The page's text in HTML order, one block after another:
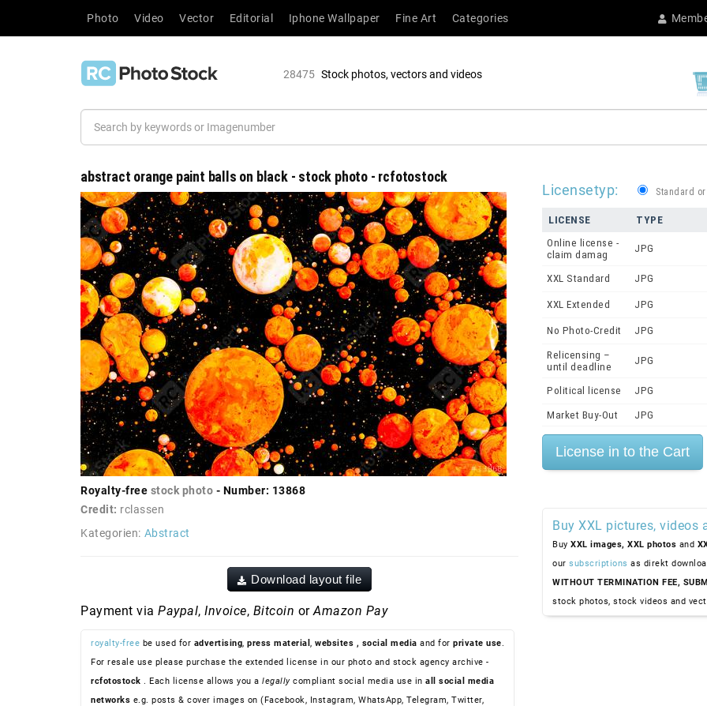
Photo Video Vector Editorial Iphone Wallpaper Fine Art Categories
28475 Stock photos, vectors and videos
abstract orange paint balls on black - stock photo - rcfotostock
Royalty-free stock photo - Number: 13868
Credit: rclassen
Kategorien: Abstract
Download layout file
Payment via Paypal, Invoice, Bitcoin or Amazon Pay
royalty-free be used for advertising, press material , websites , social media and for private use.
For resale use please purchase the extended license in our photo and stock agency archive -
rcfotostock . Each license allows you a legallycompliant social media use in all social media
networks e.g. posts & cover images on (Facebook, Instagram, WhatsApp, Telegram, Twitter,
Licensetyp: Standard
LICENSE
TYPE
Online license -
claim damag
JPG
XXL Standard JPG
XXL Extended JPG
No Photo-Credit JPG
Relicensing –
until deadline
JPG
Political license JPG
Market Buy-Out JPG
Buy XXL pictures,
Buy XXL images, XXL photos and
our subscriptions as direkt
WITHOUT TERMINATION FEE,
stock photos, stock videos and